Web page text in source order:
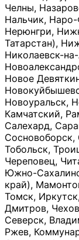
Челны,
Нальчик,
Нерюнгри,
Татарстан),
Николаевск-
Новое
Новоуральск,
Камчатский,
Салехард,
Тобольск,
Череповец,
Южно-
край),
Томск,
Дмитров,
Северск,
Ржев,